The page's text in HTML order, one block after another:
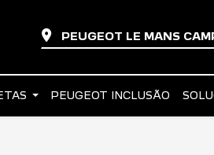
PEUGEOT LE MANS
PEUGEOT INCLUSÃO